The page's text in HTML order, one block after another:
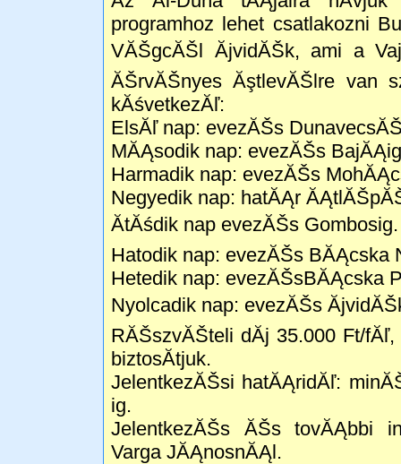
programhoz lehet csatlakozni
VĂŠgcĂŠl ĂjvidĂŠk, ami a
ĂŠrvĂŠnyes ĂştlevĂŠlre van
kĂśvetkezĂľ:
ElsĂľ nap: evezĂŠs
MĂĄsodik nap: evezĂŠs
Harmadik nap: evezĂŠs
Negyedik nap: hatĂĄr
ĂtĂśdik nap evezĂŠs
Hatodik nap: evezĂŠs BĂĄcska
Hetedik nap: evezĂŠsBĂĄcska
Nyolcadik nap: evezĂŠs
RĂŠszvĂŠteli dĂ­j 35.000 Ft/
biztosĂ­tjuk.
JelentkezĂŠsi hatĂĄridĂľ:
ig.
JelentkezĂŠs ĂŠs tovĂĄbbi
Varga JĂĄnosnĂĄl.